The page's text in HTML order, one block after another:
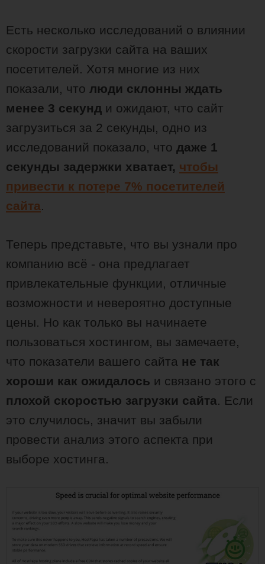
Есть несколько исследований о влиянии
скорости загрузки сайта на ваших
посетителей. Хотя многие из них
показали, что люди склонны ждать
менее 3 секунд и ожидают, что сайт
загрузиться за 2 секунды, одно из
исследований показало, что даже 1
секунды задержки хватает, чтобы
привести к потере 7% посетителей
сайта.
Теперь представьте, что вы узнали про
компанию всё - она предлагает
привлекательные функции, отличные
возможности и невероятно доступные
цены. Но как только вы начинаете
пользоваться хостингом, вы замечаете,
что показатели вашего сайта не так
хороши как ожидалось и связано этого с
плохой скоростью загрузки сайта . Если
это случилось, значит вы забыли
провести анализ этого аспекта при
выборе хостинга.